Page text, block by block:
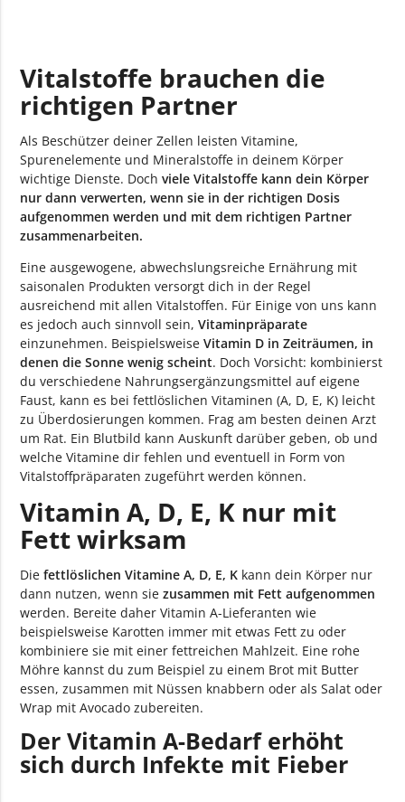
zusammen?
Kalium unterstützt Natrium bei der Regulierung des
Wasserhaushaltes
Vitaminfreundlich kochen und lagern
Vitalstoffe brauchen die
richtigen Partner
Als Beschützer deiner Zellen leisten Vitamine,
Spurenelemente und Mineralstoffe in deinem Körper
wichtige Dienste. Dochviele Vitalstoffe kann dein Körper
nur dann verwerten, wenn sie in der richtigen Dosis
aufgenommen werden und mit dem richtigen Partner
zusammenarbeiten.
Eine ausgewogene, abwechslungsreiche Ernährung mit
saisonalen Produkten versorgt dich in der Regel
ausreichend mit allen Vitalstoffen. Für Einige von uns kann
es jedoch auch sinnvoll sein,Vitaminpräparate
einzunehmen. BeispielsweiseVitamin D in Zeiträumen, in
denen die Sonne wenig scheint. Doch Vorsicht: kombinierst
du verschiedene Nahrungsergänzungsmittel auf eigene
Faust, kann es bei fettlöslichen Vitaminen (A, D, E, K) leicht
zu Überdosierungen kommen. Frag am besten deinen Arzt
um Rat. Ein Blutbild kann Auskunft darüber geben, ob und
welche Vitamine dir fehlen und eventuell in Form von
Vitalstoffpräparaten zugeführt werden können.
Vitamin A, D, E, K nur mit
Fett wirksam
Diefettlöslichen Vitamine A, D, E, K kann dein Körper nur
dann nutzen, wenn siezusammen mit Fett aufgenommen
werden. Bereite daher Vitamin A-Lieferanten wie
beispielsweise Karotten immer mit etwas Fett zu oder
kombiniere sie mit einer fettreichen Mahlzeit. Eine rohe
Möhre kannst du zum Beispiel zu einem Brot mit Butter
essen, zusammen mit Nüssen knabbern oder als Salat oder
Wrap mit Avocado zubereiten.
Der Vitamin A-Bedarf erhöht
sich durch Infekte mit Fieber